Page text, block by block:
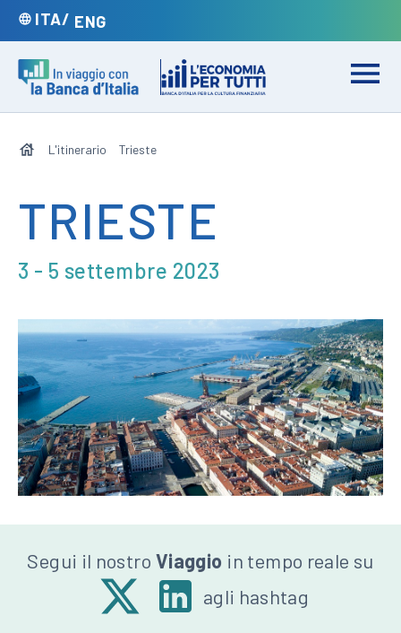
VAI
ALLA
VERSIONE
ITALIANA
GO
TO
ENG
VERSION
per
Apri
menu
qui:
L'itinerario Trieste
TRIESTE
3 - 5 settembre 2023
Seguici
Segui il nostro Viaggio in tempo reale su
X
-
Linkedinagli hashtag